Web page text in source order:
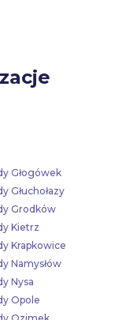
Głogówek
Głuchołazy
Grodków
Kietrz
Krapkowice
Namysłów
Nysa
Opole